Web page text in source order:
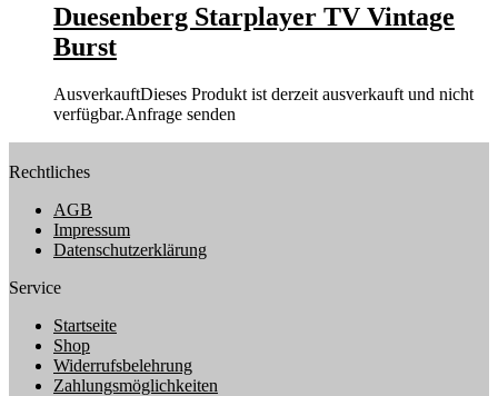
Duesenberg Starplayer TV Vintage
Burst
AusverkauftDieses Produkt ist derzeit ausverkauft und nicht
verfügbar.Anfrage senden
Rechtliches
AGB
Impressum
Datenschutzerklärung
Service
Startseite
Shop
Widerrufsbelehrung
Zahlungsmöglichkeiten